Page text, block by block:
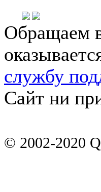
Обращаем
службу
Сайт ни
© 2002-2020